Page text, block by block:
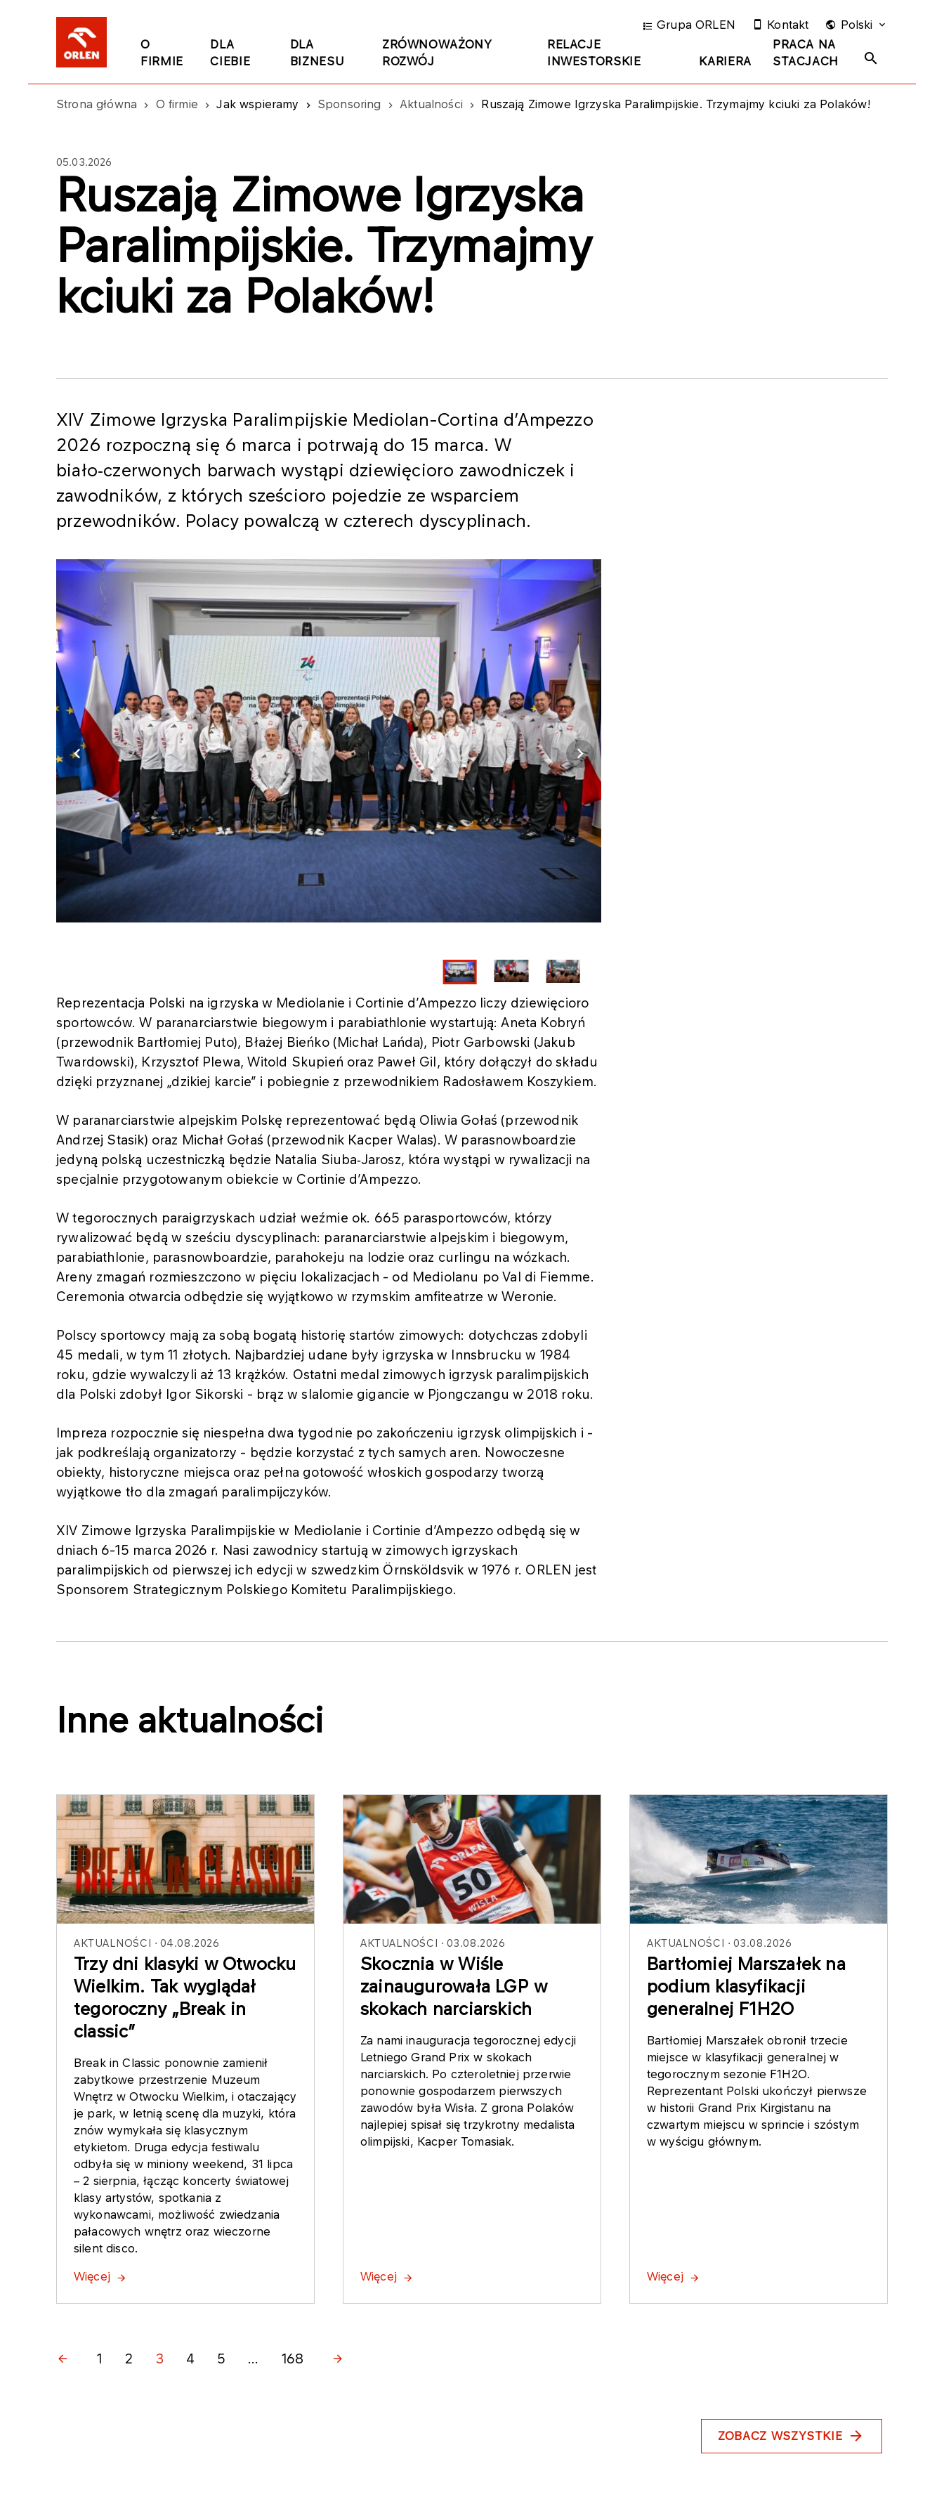
O
FIRMIE
DLA
CIEBIE
DLA
BIZNESU
ZRÓWNOWAŻONY
ROZWÓJ
RELACJE
INWESTORSKIE
KARIERA
PRACA NA
STACJACH
Grupa ORLEN Kontakt Polski
Strona główna O firmie Jak wspieramy Sponsoring Aktualności Ruszają Zimowe Igrzyska Paralimpijskie. Trzymajmy kciuki za Polaków!
05.03.2026
Ruszają Zimowe Igrzyska
Paralimpijskie. Trzymajmy
kciuki za Polaków!
XIV Zimowe Igrzyska Paralimpijskie Mediolan-Cortina d’Ampezzo
2026 rozpoczną się 6 marca i potrwają do 15 marca. W
biało‑czerwonych barwach wystąpi dziewięcioro zawodniczek i
zawodników, z których sześcioro pojedzie ze wsparciem
przewodników. Polacy powalczą w czterech dyscyplinach.
Reprezentacja Polski na igrzyska w Mediolanie i Cortinie d’Ampezzo liczy dziewięcioro
sportowców. W paranarciarstwie biegowym i parabiathlonie wystartują: Aneta Kobryń
(przewodnik Bartłomiej Puto), Błażej Bieńko (Michał Lańda), Piotr Garbowski (Jakub
Twardowski), Krzysztof Plewa, Witold Skupień oraz Paweł Gil, który dołączył do składu
dzięki przyznanej „dzikiej karcie” i pobiegnie z przewodnikiem Radosławem Koszykiem.
W paranarciarstwie alpejskim Polskę reprezentować będą Oliwia Gołaś (przewodnik
Andrzej Stasik) oraz Michał Gołaś (przewodnik Kacper Walas). W parasnowboardzie
jedyną polską uczestniczką będzie Natalia Siuba‑Jarosz, która wystąpi w rywalizacji na
specjalnie przygotowanym obiekcie w Cortinie d’Ampezzo.
W tegorocznych paraigrzyskach udział weźmie ok. 665 parasportowców, którzy
rywalizować będą w sześciu dyscyplinach: paranarciarstwie alpejskim i biegowym,
parabiathlonie, parasnowboardzie, parahokeju na lodzie oraz curlingu na wózkach.
Areny zmagań rozmieszczono w pięciu lokalizacjach - od Mediolanu po Val di Fiemme.
Ceremonia otwarcia odbędzie się wyjątkowo w rzymskim amfiteatrze w Weronie.
Polscy sportowcy mają za sobą bogatą historię startów zimowych: dotychczas zdobyli
45 medali, w tym 11 złotych. Najbardziej udane były igrzyska w Innsbrucku w 1984
roku, gdzie wywalczyli aż 13 krążków. Ostatni medal zimowych igrzysk paralimpijskich
dla Polski zdobył Igor Sikorski - brąz w slalomie gigancie w Pjongczangu w 2018 roku.
Impreza rozpocznie się niespełna dwa tygodnie po zakończeniu igrzysk olimpijskich i -
jak podkreślają organizatorzy - będzie korzystać z tych samych aren. Nowoczesne
obiekty, historyczne miejsca oraz pełna gotowość włoskich gospodarzy tworzą
wyjątkowe tło dla zmagań paralimpijczyków.
XIV Zimowe Igrzyska Paralimpijskie w Mediolanie i Cortinie d’Ampezzo odbędą się w
dniach 6-15 marca 2026 r. Nasi zawodnicy startują w zimowych igrzyskach
paralimpijskich od pierwszej ich edycji w szwedzkim Örnsköldsvik w 1976 r. ORLEN jest
Sponsorem Strategicznym Polskiego Komitetu Paralimpijskiego.
Inne aktualności
AKTUALNOŚCI 04.08.2026
Trzy dni klasyki w Otwocku
Wielkim. Tak wyglądał
tegoroczny „Break in
classic”
Break in Classic ponownie zamienił
zabytkowe przestrzenie Muzeum
Wnętrz w Otwocku Wielkim, i otaczający
je park, w letnią scenę dla muzyki, która
znów wymykała się klasycznym
etykietom. Druga edycja festiwalu
odbyła się w miniony weekend, 31 lipca
– 2 sierpnia, łącząc koncerty światowej
klasy artystów, spotkania z
wykonawcami, możliwość zwiedzania
pałacowych wnętrz oraz wieczorne
silent disco.
Więcej
AKTUALNOŚCI 03.08.2026
Skocznia w Wiśle
zainaugurowała LGP w
skokach narciarskich
Za nami inauguracja tegorocznej edycji
Letniego Grand Prix w skokach
narciarskich. Po czteroletniej przerwie
ponownie gospodarzem pierwszych
zawodów była Wisła. Z grona Polaków
najlepiej spisał się trzykrotny medalista
olimpijski, Kacper Tomasiak.
Więcej
AKTUALNOŚCI 03.08.2026
Bartłomiej Marszałek na
podium klasyfikacji
generalnej F1H2O
Bartłomiej Marszałek obronił trzecie
miejsce w klasyfikacji generalnej w
tegorocznym sezonie F1H2O.
Reprezentant Polski ukończył pierwsze
w historii Grand Prix Kirgistanu na
czwartym miejscu w sprincie i szóstym
w wyścigu głównym.
Więcej
1 2 3 4 5 ... 168
ZOBACZ WSZYSTKIE